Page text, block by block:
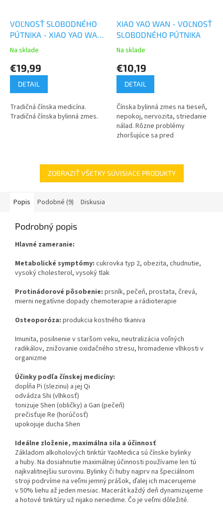
VOĽNOSŤ SLOBODNÉHO
PÚTNIKA - XIAO YAO WAN
- TCM Herbs
Na sklade
€19,99
DETAIL
Tradičná čínska medicína.
Tradičná čínska bylinná zmes.
XIAO YAO WAN - VOĽNOSŤ
SLOBODNÉHO PÚTNIKA
Na sklade
€10,19
DETAIL
Čínska bylinná zmes na tieseň,
nepokoj, nervozita, striedanie
nálad. Rôzne problémy
zhoršujúce sa pred
ZOBRAZIŤ VŠETKY SÚVISIACE PRODUKTY
Popis Podobné (9) Diskusia
Podrobný popis
Hlavné zameranie:
Metabolické symptómy: cukrovka typ 2, obezita, chudnutie,
vysoký cholesterol, vysoký tlak
Protinádorové pôsobenie: prsník, pečeň, prostata, črevá,
mierni negatívne dopady chemoterapie a rádioterapie
Osteoporóza: produkcia kostného tkaniva
Imunita, posilnenie v staršom veku, neutralizácia voľných
radikálov, znižovanie oxidačného stresu, hromadenie vlhkosti v
organizme
Účinky podľa čínskej medicíny:
dopĺňa Pi (slezinu) a jej Qi
odvádza Shi (vlhkosť)
tonizuje Shen (obličky) a Gan (pečeň)
prečisťuje Re (horúčosť)
upokojuje ducha Shen
Ideálne zloženie, maximálna sila a účinnosť
Základom alkoholových tinktúr YaoMedica sú čínske bylinky
a huby. Na dosiahnutie maximálnej účinnosti používame len tú
najkvalitnejšiu surovinu. Bylinky či huby najprv na špeciálnom
stroji podrvíme na veľmi jemný prášok, ďalej ich macerujeme
v 50% liehu až jeden mesiac. Macerát každý deň dynamizujeme
a hotové tinktúry už nijako neriedime. Čo je veľmi dôležité.